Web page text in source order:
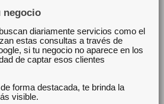
negocio
diariamente servicios como el
estas consultas a través de
si tu negocio no aparece en los
de captar esos clientes
forma destacada, te brinda la
visible.